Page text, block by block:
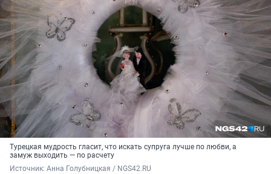
Турецкая мудрость гласит, что искать супруга лучше по любви, а
замуж выходить — по расчету
Источник: Анна Голубницкая / NGS42.RU